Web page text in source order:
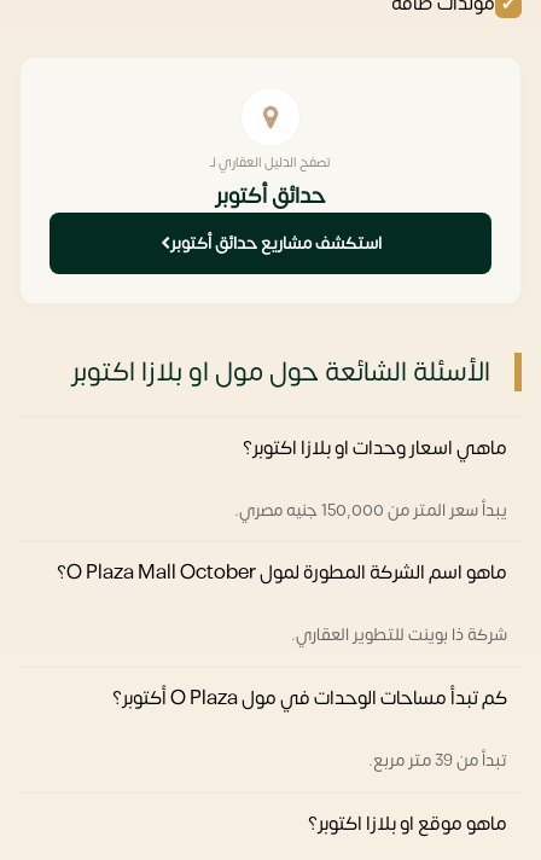
تصفح الدليل العقاري لـ
حدائق أكتوبر
استكشف مشاريع حدائق أكتوبر
الأسئلة الشائعة حول مول او بلازا اكتوبر
ماهي اسعار وحدات او بلازا اكتوبر؟
يبدأ سعر المتر من 150,000 جنيه مصري.
ماهو اسم الشركة المطورة لمول O Plaza Mall October؟
شركة ذا بوينت للتطوير العقاري.
كم تبدأ مساحات الوحدات في مول O Plaza أكتوبر؟
تبدأ من 39 متر مربع.
ماهو موقع او بلازا اكتوبر؟